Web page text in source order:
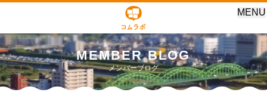
MENU
MEMBER BLOG
メンバーブログ